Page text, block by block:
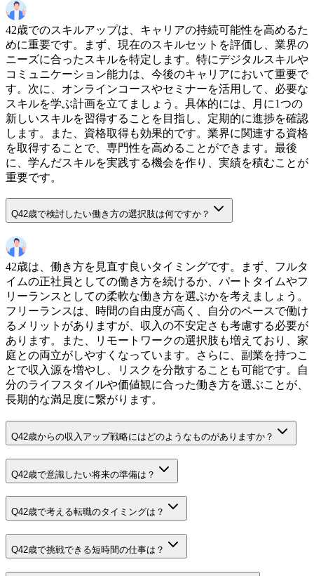
42歳でのスキルアップは、キャリアの持続可能性を高めるた
めに重要です。まず、現在のスキルセットを評価し、業界の
ニーズに合ったスキルを特定します。特にデジタルスキルや
コミュニケーション能力は、今後のキャリアにおいて重要で
す。次に、オンラインコースやセミナーを活用して、必要な
スキルを学ぶ計画を立てましょう。具体的には、月に1つの
新しいスキルを習得することを目指し、定期的に進捗を確認
します。また、資格取得も効果的です。業界に関連する資格
を取得することで、専門性を高めることができます。最後
に、学んだスキルを実践する機会を作り、実績を積むことが
重要です。
Q42歳で検討したい働き方の選択肢は何ですか？
42歳は、働き方を見直す良いタイミングです。まず、フルタ
イムの正社員としての働き方を続けるか、パートタイムやフ
リーランスとしての柔軟な働き方を選ぶかを考えましょう。
フリーランスは、時間の自由度が高く、自分のペースで働け
るメリットがありますが、収入の不安定さも考慮する必要が
あります。また、リモートワークの選択肢も増えており、家
庭との両立がしやすくなっています。さらに、副業を持つこ
とで収入源を増やし、リスクを分散することも可能です。自
分のライフスタイルや価値観に合った働き方を選ぶことが、
長期的な満足度に繋がります。
Q42歳からの収入アップ戦略にはどのようなものがありますか？
Q42歳で意識したい将来の準備は？
Q42歳で考える転職のタイミングは？
Q42歳で挑戦できる短時間の仕事は？